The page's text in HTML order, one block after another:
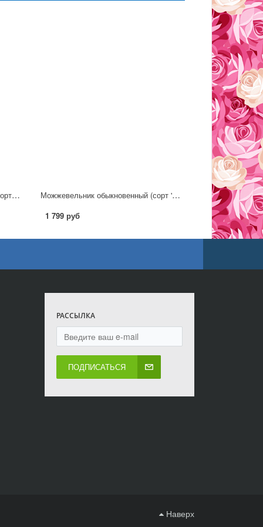
Можжевельник горизонтальный (сорт 'Limeglow') Можжевельник обыкновенный (сорт 'Kalebab') С2
1 799 руб
РАССЫЛКА
ПОДПИСАТЬСЯ
Наверх